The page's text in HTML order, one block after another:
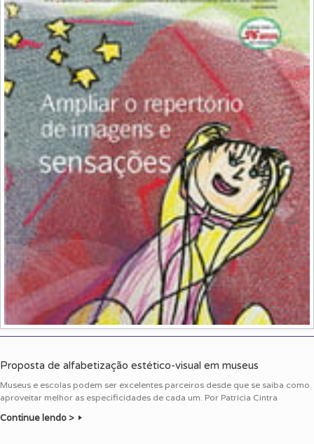
Proposta de alfabetização estético-visual em museus
Museus e escolas podem ser excelentes parceiros desde que se saiba como
aproveitar melhor as especificidades de cada um. Por Patrícia Cintra
Continue lendo >